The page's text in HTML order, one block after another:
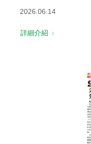
2026.06.14
詳細介紹